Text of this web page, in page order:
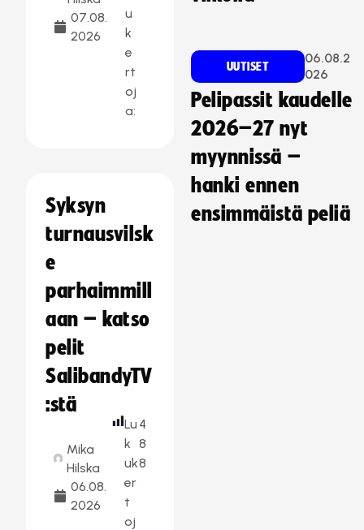
07.08.
2026
u
k
e
rt
oj
a:
Syksyn
turnausvilsk
e
parhaimmill
aan – katso
pelit
SalibandyTV
:stä
Mika
Hilska
06.08.
2026
Lu
k
uk
er
t
oj
4
8
8
UUTISET
06.08.2
026
Pelipassit kaudelle
2026–27 nyt
myynnissä –
hanki ennen
ensimmäistä peliä